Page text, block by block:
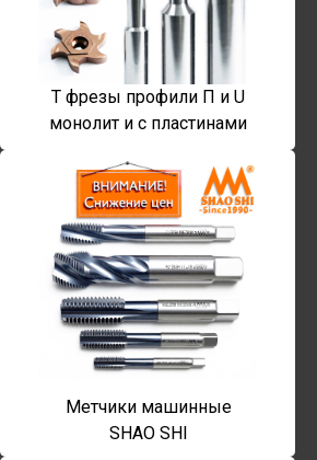
T фрезы профили П и U
монолит и с пластинами
Метчики машинные
SHAO SHI